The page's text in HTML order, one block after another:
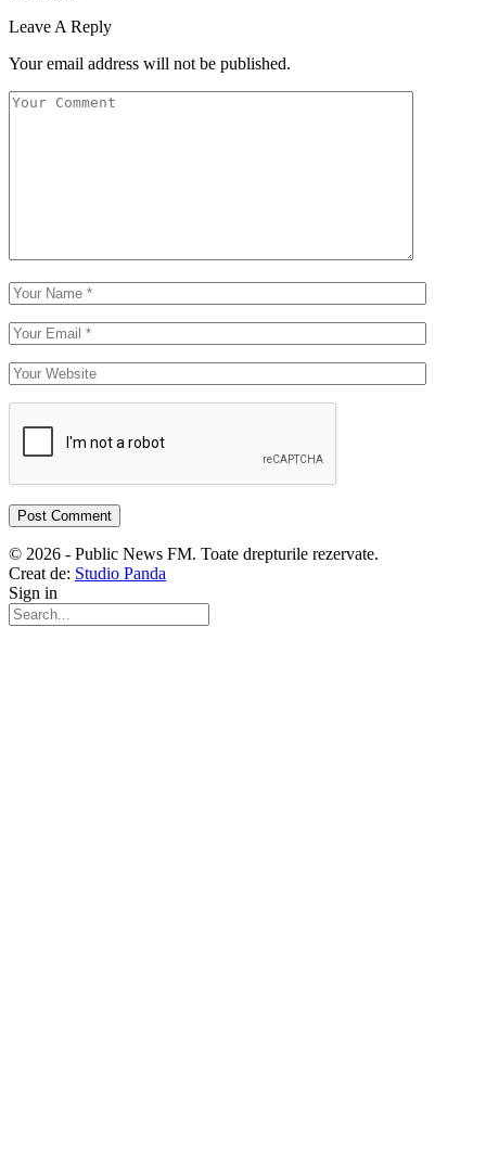
Leave A Reply
Your email address will not be published.
© 2026 - Public News FM. Toate drepturile rezervate.
Creat de: Studio Panda
Sign in